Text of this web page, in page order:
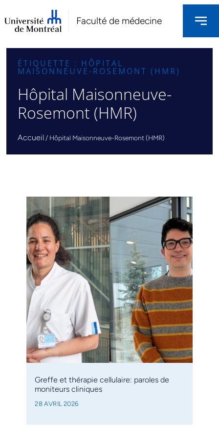
Faculté de médecine
ÉTIQUETTE : HÔPITAL
MAISONNEUVE-ROSEMONT (HMR)
Hôpital Maisonneuve-
Rosemont (HMR)
Accueil / Hôpital Maisonneuve-Rosemont (HMR)
Greffe et thérapie cellulaire: paroles de
moniteurs cliniques
28 AVRIL 2026